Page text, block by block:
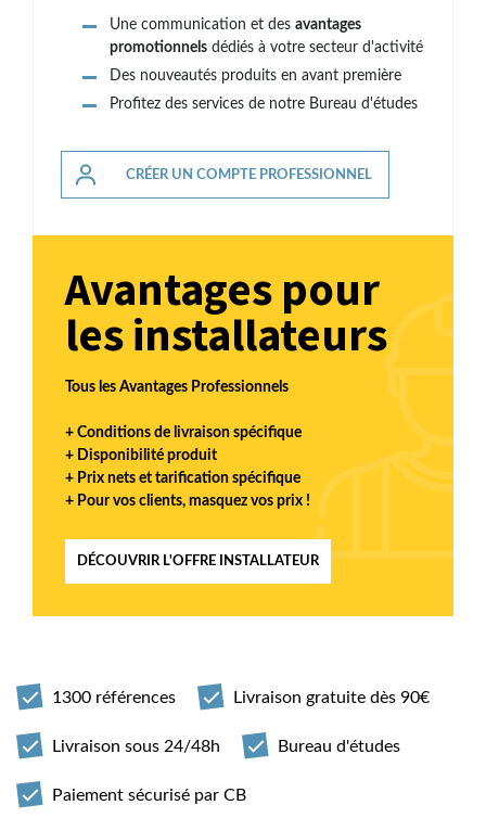
Une communication et des avantages
promotionnels dédiés à votre secteur d'activité
Des nouveautés produits en avant première
Profitez des services de notre Bureau d'études
CRÉER UN COMPTE PROFESSIONNEL
Avantages pour
les installateurs
Tous les Avantages Professionnels
+ Conditions de livraison spécifique
+ Disponibilité produit
+ Prix nets et tarification spécifique
+ Pour vos clients, masquez vos prix !
DÉCOUVRIR L'OFFRE INSTALLATEUR
1300 références Livraison gratuite dès 90€
Livraison sous 24/48h Bureau d'études
Paiement sécurisé par CB